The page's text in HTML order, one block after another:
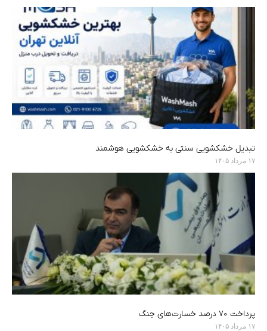
تبدیل خشکشویی سنتی به خشکشویی هوشمند
۱۷ مرداد ۱۴۰۵
پرداخت ۷۰ درصد خسارت‌های جنگ
۱۷ مرداد ۱۴۰۵